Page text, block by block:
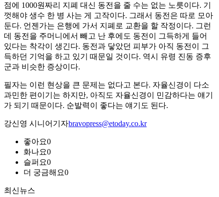
점에 1000원짜리 지폐 대신 동전을 줄 수는 없는 노릇이다. 기
껏해야 생수 한 병 사는 게 고작이다. 그래서 동전은 따로 모아
둔다. 언젠가는 은행에 가서 지폐로 교환을 할 작정이다. 그런
데 동전을 주머니에서 빼고 난 후에도 동전이 그득하게 들어
있다는 착각이 생긴다. 동전과 닿았던 피부가 아직 동전이 그
득하던 기억을 하고 있기 때문일 것이다. 역시 유령 진동 증후
군과 비슷한 증상이다.
필자는 이런 현상을 큰 문제는 없다고 본다. 자율신경이 다소
과민한 편이기는 하지만, 아직도 자율신경이 민감하다는 얘기
가 되기 때문이다. 순발력이 좋다는 얘기도 된다.
강신영 시니어기자bravopress@etoday.co.kr
좋아요0
화나요0
슬퍼요0
더 궁금해요0
최신뉴스